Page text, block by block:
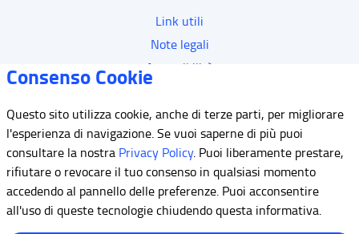
Link utili
Note legali
Accessibilità
Mappa del sito
Contatti
Meccanismo di Feedback
Dichiarazione di Accessibilità
Consenso Cookie
Questo sito utilizza cookie, anche di terze parti, per migliorare
l'esperienza di navigazione. Se vuoi saperne di più puoi
consultare la nostra Privacy Policy. Puoi liberamente prestare,
rifiutare o revocare il tuo consenso in qualsiasi momento
accedendo al pannello delle preferenze. Puoi acconsentire
all'uso di queste tecnologie chiudendo questa informativa.